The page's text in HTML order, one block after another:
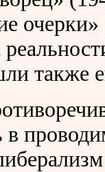
также
в